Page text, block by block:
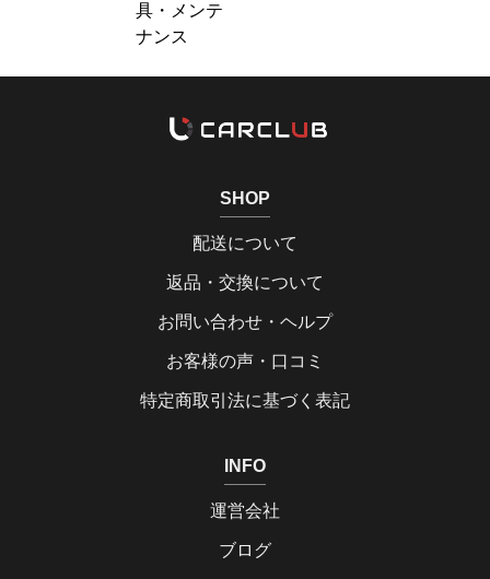
具・メンテ
ナンス
SHOP
配送について
返品・交換について
お問い合わせ・ヘルプ
お客様の声・口コミ
特定商取引法に基づく表記
INFO
運営会社
ブログ